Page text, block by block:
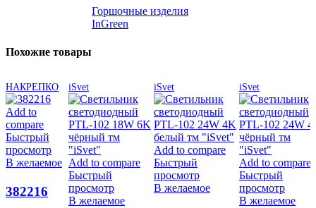
Горшочные изделия
InGreen
Похожие товары
НАКРЕПКО
Add to
compare
Быстрый
просмотр
В желаемое
382216
iSvet
Add to compare
Быстрый
просмотр
В желаемое
iSvet
Add to compare
Быстрый
просмотр
В желаемое
iSvet
Add to compare
Быстрый
просмотр
В желаемое